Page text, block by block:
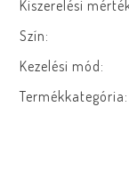
Kiszerelési
Szín:
Kezelési mód:
Termékkategória: